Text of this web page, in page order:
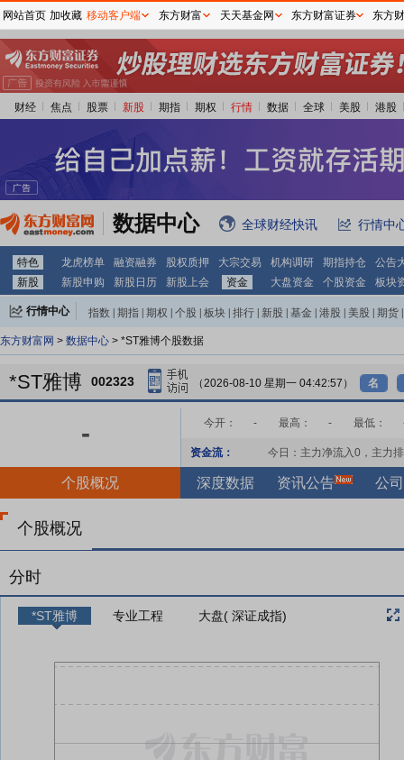
财经 焦点 股票 新股 期指 期权 行情 数据 全球 美股 港股
数据中心 全球财经快讯 行情中
特色 龙虎榜单 融资融券 股权质押 大宗交易 机构调研 期指持仓
公告
新股
新股申购 新股日历 新股上会 资金 大盘资金 个股资金 板块
行情中心 指数 期指 期权 个股 板块 排行 新股 基金 港股 美股 期货
东方财富网 > 数据中心 > *ST雅博个股数据
*ST雅博 002323 （2026-08-10 星期一 04:42:57） 名
- 今开： - 最高： - 最低：
资金流： 今日：主力净流入0 ，主力
个股概况 深度数据 资讯公告 公
个股概况
分时
*ST雅博 专业工程 大盘( 深证成指)
网站首页 加收藏 移动客户端 东方财富 天天基金网 东方财富证券 东方